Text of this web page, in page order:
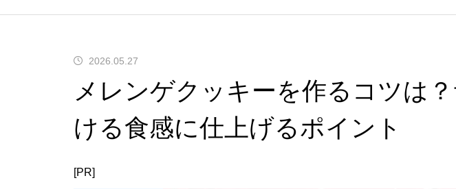
2026.05.27
メレンゲクッキーを作るコツは
ける食感に仕上げるポイント
[PR]